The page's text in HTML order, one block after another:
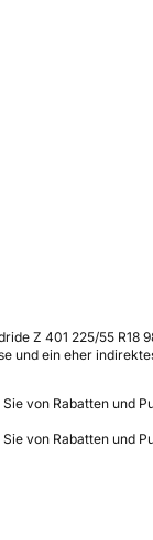
Z 401 225/55
und ein eher
von Rabatten und
von Rabatten und